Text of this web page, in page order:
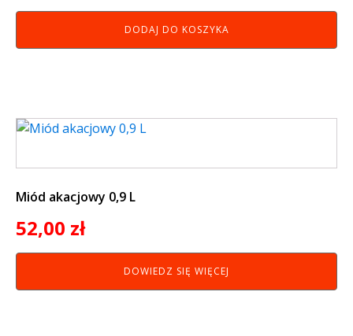
DODAJ DO KOSZYKA
Miód akacjowy 0,9 L
52,00 zł
DOWIEDZ SIĘ WIĘCEJ